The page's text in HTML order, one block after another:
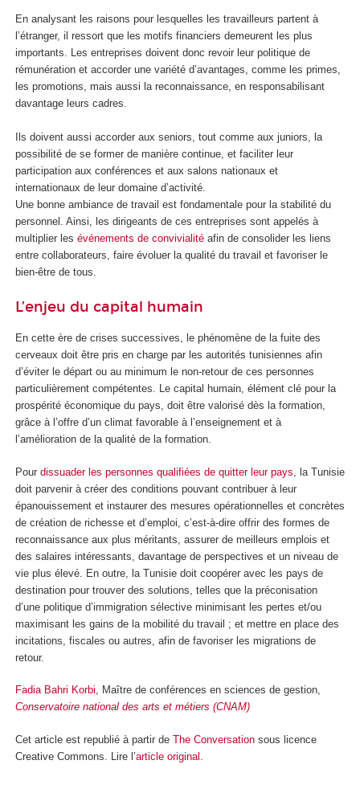
En analysant les raisons pour lesquelles les travailleurs partent à
l’étranger, il ressort que les motifs financiers demeurent les plus
importants. Les entreprises doivent donc revoir leur politique de
rémunération et accorder une variété d’avantages, comme les primes,
les promotions, mais aussi la reconnaissance, en responsabilisant
davantage leurs cadres.
Ils doivent aussi accorder aux seniors, tout comme aux juniors, la
possibilité de se former de manière continue, et faciliter leur
participation aux conférences et aux salons nationaux et
internationaux de leur domaine d’activité.
Une bonne ambiance de travail est fondamentale pour la stabilité du
personnel. Ainsi, les dirigeants de ces entreprises sont appelés à
multiplier les événements de convivialité afin de consolider les liens
entre collaborateurs, faire évoluer la qualité du travail et favoriser le
bien-être de tous.
L’enjeu du capital humain
En cette ère de crises successives, le phénomène de la fuite des
cerveaux doit être pris en charge par les autorités tunisiennes afin
d’éviter le départ ou au minimum le non-retour de ces personnes
particulièrement compétentes. Le capital humain, élément clé pour la
prospérité économique du pays, doit être valorisé dès la formation,
grâce à l’offre d’un climat favorable à l’enseignement et à
l’amélioration de la qualité de la formation.
Pour dissuader les personnes qualifiées de quitter leur pays , la Tunisie
doit parvenir à créer des conditions pouvant contribuer à leur
épanouissement et instaurer des mesures opérationnelles et concrètes
de création de richesse et d’emploi, c’est-à-dire offrir des formes de
reconnaissance aux plus méritants, assurer de meilleurs emplois et
des salaires intéressants, davantage de perspectives et un niveau de
vie plus élevé. En outre, la Tunisie doit coopérer avec les pays de
destination pour trouver des solutions, telles que la préconisation
d’une politique d’immigration sélective minimisant les pertes et/ou
maximisant les gains de la mobilité du travail ; et mettre en place des
incitations, fiscales ou autres, afin de favoriser les migrations de
retour.
Fadia Bahri Korbi, Maître de conférences en sciences de gestion,
Conservatoire national des arts et métiers (CNAM)
Cet article est republié à partir de The Conversation sous licence
Creative Commons. Lire l’article original